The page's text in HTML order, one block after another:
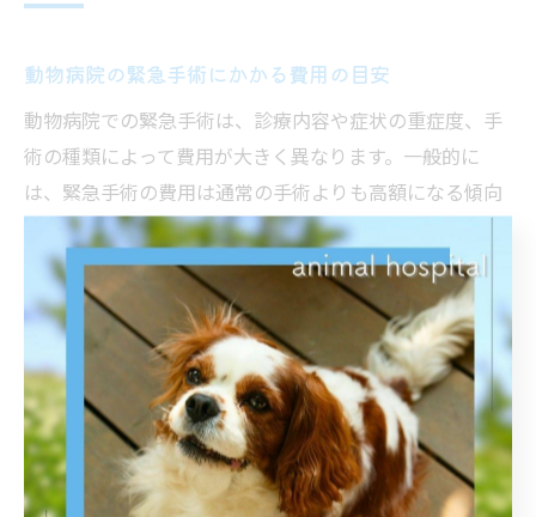
動物病院の緊急手術にかかる費用の目安
動物病院での緊急手術は、診療内容や症状の重症度、手
術の種類によって費用が大きく異なります。一般的に
は、緊急手術の費用は通常の手術よりも高額になる傾向
があり、診察料や検査代、麻酔代、入院費なども加算さ
れるため、全体で数万円から十数万円程度を想定してお
く必要があります。
例えば、犬や猫の異物誤飲や交通事故による内臓損傷な
ど、命に関わる緊急手術の場合は、手術代に加え、夜間
や休日の診療加算が発生することが多いです。病院によ
っては緊急対応のための追加料金が設定されている場合
もあるため、事前に目安を確認しておくと安心です。